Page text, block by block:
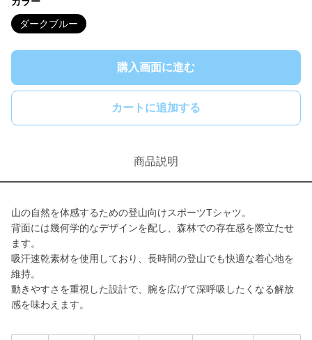
ダークブルー
購入画面に進む
カートに追加する
商品説明
山の自然を体感するための登山向けスポーツTシャツ。
背面には幾何学的なデザインを配し、森林での存在感を際立たせ
ます。
吸汗速乾素材を使用しており、長時間の登山でも快適な着心地を
維持。
動きやすさを重視した設計で、腕を広げて深呼吸したくなる解放
感を味わえます。